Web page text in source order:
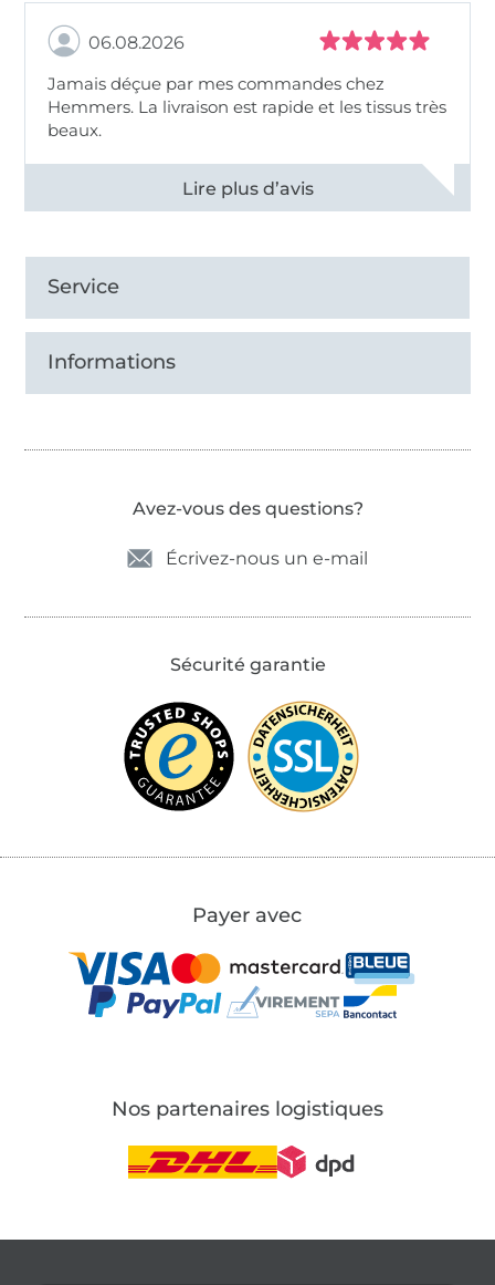
06.08.2026
Jamais déçue par mes commandes chez
Hemmers. La livraison est rapide et les tissus très
beaux.
Voir tous les 11495 commentaires
Service
Informations
Avez-vous des questions?
Écrivez-nous un e-mail
Sécurité garantie
Payer avec
Nos partenaires logistiques